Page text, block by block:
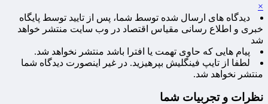
×
دیدگاه های ارسال شده توسط شما، پس از تایید توسط پایگاه
خبری و اطلاع رسانی مقیاس اقتصاد در وب سایت منتشر خواهد
شد
پیام هایی که حاوی تهمت یا افترا باشد منتشر نخواهد شد.
لطفا از تایپ فینگلیش بپرهیزید. در غیر اینصورت دیدگاه شما
منتشر نخواهد شد.
نظرات و تجربیات شما